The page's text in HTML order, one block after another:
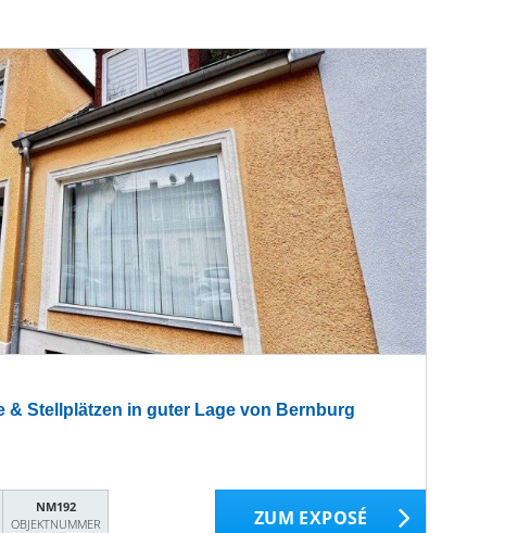
& Stellplätzen in guter Lage von Bernburg
NM192
OBJEKTNUMMER
ZUM EXPOSÉ